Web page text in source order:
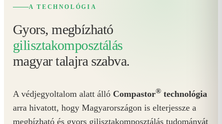
A TECHNOLÓGIA
Gyors, megbízható
gilisztakomposztálás
magyar talajra szabva.
A védjegyoltalom alatt álló Compastor® technológia
arra hivatott, hogy Magyarországon is elterjessze a
megbízható és gyors gilisztakomposztálás tudományát